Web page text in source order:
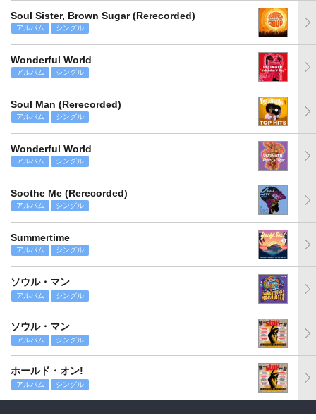
Soul Sister, Brown Sugar (Rerecorded)
アルバム シングル
Wonderful World
アルバム シングル
Soul Man (Rerecorded)
アルバム シングル
Wonderful World
アルバム シングル
Soothe Me (Rerecorded)
アルバム シングル
Summertime
アルバム シングル
ソウル・マン
アルバム シングル
ソウル・マン
アルバム シングル
ホールド・オン!
アルバム シングル